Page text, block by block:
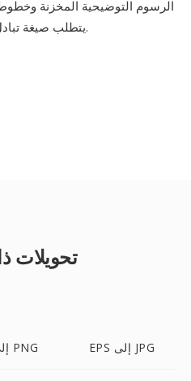
الرسوم التوضيحية المخزنة
يتطلب صيغة تبادل متجهية مُثبتة ومدعومة عالمياً.
تحويلات
EPS إلى PNG EPS إلى JPG